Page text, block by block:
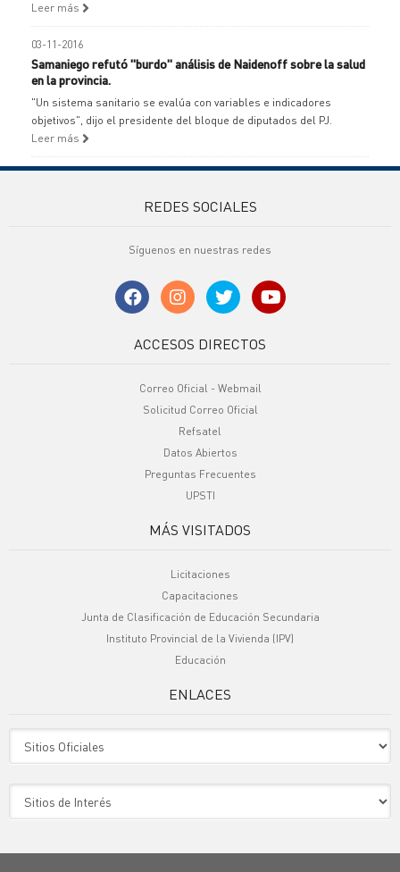
Leer más
03-11-2016
Samaniego refutó "burdo" análisis de Naidenoff sobre la salud
en la provincia.
"Un sistema sanitario se evalúa con variables e indicadores
objetivos", dijo el presidente del bloque de diputados del PJ.
Leer más
REDES SOCIALES
Síguenos en nuestras redes
ACCESOS DIRECTOS
Correo Oficial - Webmail
Solicitud Correo Oficial
Refsatel
Datos Abiertos
Preguntas Frecuentes
UPSTI
MÁS VISITADOS
Licitaciones
Capacitaciones
Junta de Clasificación de Educación Secundaria
Instituto Provincial de la Vivienda (IPV)
Educación
ENLACES